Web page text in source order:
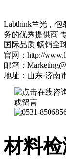
Labthink兰光，包
务的优秀提供商
国际品质 畅销全
官网：http://
邮箱：
地址：山东·济南
材料